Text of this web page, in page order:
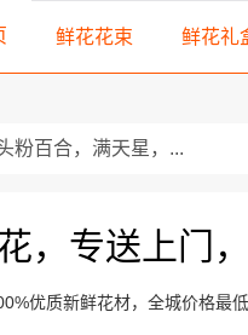
鲜花花束 鲜花礼
粉百合，满天星，...
72号 33朵精选红玫瑰，
室 9朵顶级红玫瑰，搭配
，专送上门
优质新鲜花材，全城价格最